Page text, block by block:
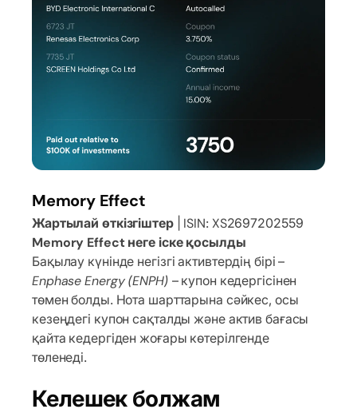
Memory Effect
Жартылай өткізгіштер| ISIN: XS2697202559
Memory Effect неге іске қосылды
Бақылау күнінде негізгі активтердің бірі –
Enphase Energy (ENPH) – купон кедергісінен
төмен болды. Нота шарттарына сәйкес, осы
кезеңдегі купон сақталды және актив бағасы
қайта кедергіден жоғары көтерілгенде
төленеді.
Келешек болжам